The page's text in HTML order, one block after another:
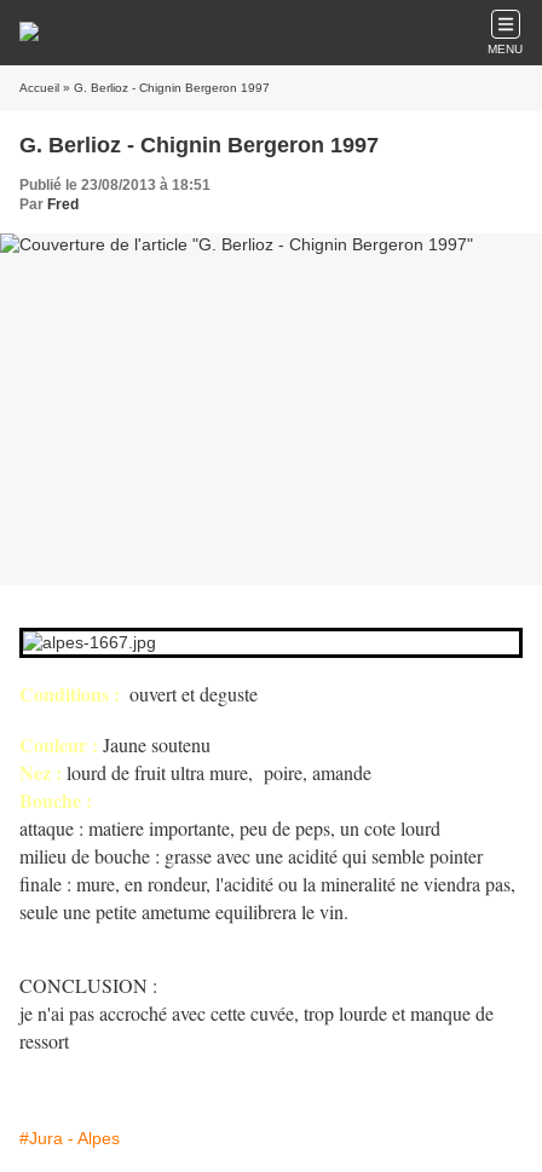
MENU
Accueil » G. Berlioz - Chignin Bergeron 1997
G. Berlioz - Chignin Bergeron 1997
Publié le 23/08/2013 à 18:51
Par Fred
Conditions : ouvert et deguste
Couleur : Jaune soutenu
Nez : lourd de fruit ultra mure, poire, amande
Bouche :
attaque : matiere importante, peu de peps, un cote lourd
milieu de bouche : grasse avec une acidité qui semble pointer
finale : mure, en rondeur, l'acidité ou la mineralité ne viendra pas,
seule une petite ametume equilibrera le vin.
CONCLUSION :
je n'ai pas accroché avec cette cuvée, trop lourde et manque de
ressort
#Jura - Alpes